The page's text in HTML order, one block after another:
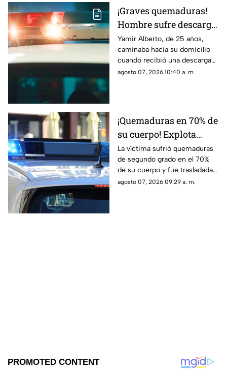
¡Graves quemaduras!
Hombre sufre descarga
eléctrica por pisar
cable expuesto en
banqueta de Ciudad
Juárez
Yamir Alberto, de 25 años,
caminaba hacia su domicilio
cuando recibió una descarga
eléctrica; fue trasladado de
agosto 07, 2026 10:40 a. m.
¡Quemaduras en 70% de
su cuerpo! Explota
tanque de gas en
Parajes del Sur y deja a
una persona grave
La víctima sufrió quemaduras
de segundo grado en el 70%
de su cuerpo y fue trasladada
de urgencia al Hospital General
agosto 07, 2026 09:29 a. m.